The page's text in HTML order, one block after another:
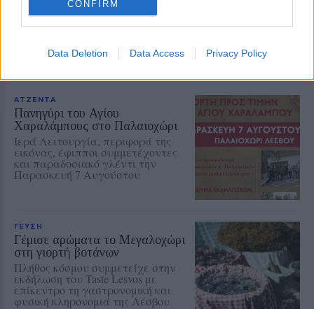
CONFIRM
Data Deletion Data Access Privacy Policy
Καγιάνι
Πανηγυρικός Εσπερινός το
Λειτουργία το πρωί της Πέμπτης
ΑΤΖΕΝΤΑ
Πανηγύρι του Αγίου
Χαραλάμπους στο Παλαιοχώρι
Ιερά Λειτουργία, περιφορά της
εικόνας, έφιπποι συμμετέχοντες
και παραδοσιακό γλέντι την
Παρασκευή 7 Αυγούστου
ΓΕΥΣΗ
Γέμισε αρώματα το Μεγαλοχώρι
στη γιορτή βοτάνων
Πλήθος κόσμου συμμετείχε στην
εκδήλωση του Taste Lesvos με
επίκεντρο τη γαστρονομική και
φυσική κληρονομιά της Λέσβου